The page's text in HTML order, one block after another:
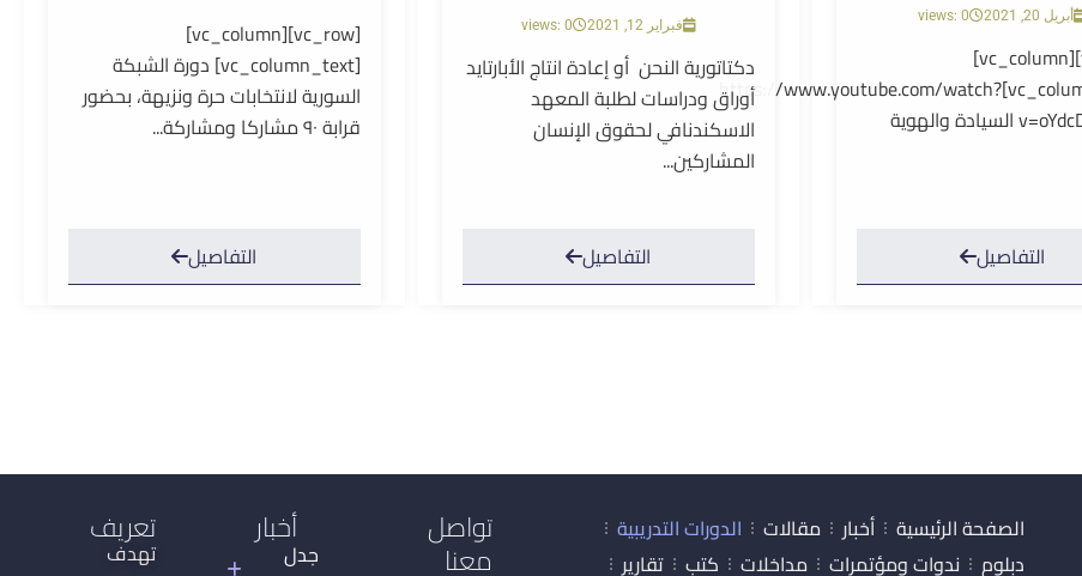
أبريل 20, 2021 views: 0
[vc_row][vc_column]
[vc_column_text]https://www.youtube.com/watch?
v=oYdcDoubRVs السيادة والهوية
التفاصيل
فبراير 12, 2021 views: 0
دكتاتورية النحن أو إعادة انتاج الأبارتايد
أوراق ودراسات لطلبة المعهد
الاسكندنافي لحقوق الإنسان
المشاركين...
التفاصيل
[vc_row][vc_column]
[vc_column_text] دورة الشبكة
السورية لانتخابات حرة ونزيهة، بحضور
قرابة ٩٠ مشاركا ومشاركة...
التفاصيل
تعريف
تهدف
أخبار
جدل
تواصل
معنا
الصفحة الرئيسية أخبار مقالات
الدورات التدريبية
دبلوم
ندوات ومؤتمرات مداخلات كتب
تقارير